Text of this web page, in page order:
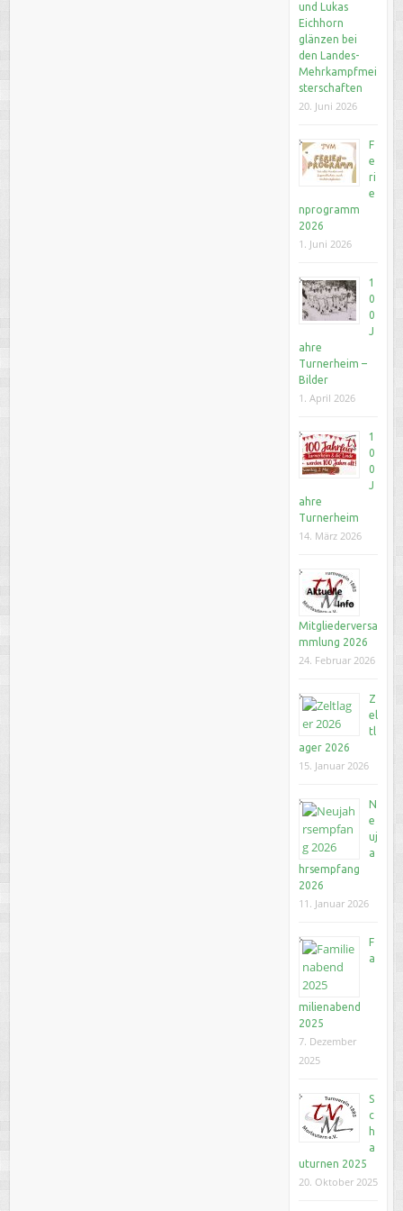
und Lukas
Eichhorn
glänzen bei
den Landes-
Mehrkampfmei
sterschaften
20. Juni 2026
F
e
ri
e
nprogramm
2026
1. Juni 2026
1
0
0
J
ahre
Turnerheim –
Bilder
1. April 2026
1
0
0
J
ahre
Turnerheim
14. März 2026
Mitgliederversa
mmlung 2026
24. Februar 2026
Z
el
tl
ager 2026
15. Januar 2026
N
e
uj
a
hrsempfang
2026
11. Januar 2026
F
a
milienabend
2025
7. Dezember
2025
S
c
h
a
uturnen 2025
20. Oktober 2025